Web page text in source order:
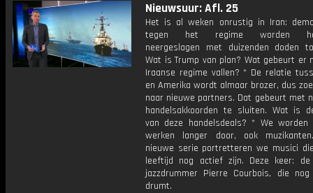
Nieuwsuur: Afl. 25
Het is al weken onrustig in Iran:
tegen het regime worden
neergeslagen met duizenden doden
Wat is Trump van plan? Wat gebeurt er
Iraanse regime vallen? * De relatie
en Amerika wordt almaar brozer, dus
naar nieuwe partners. Dat gebeurt met
handelsakkoorden te sluiten. Wat is
van deze handelsdeals? * We worden
werken langer door, ook
nieuwe serie portretteren we musici
leeftijd nog actief zijn. Deze keer: de
jazzdrummer Pierre Courbois, die
drumt.